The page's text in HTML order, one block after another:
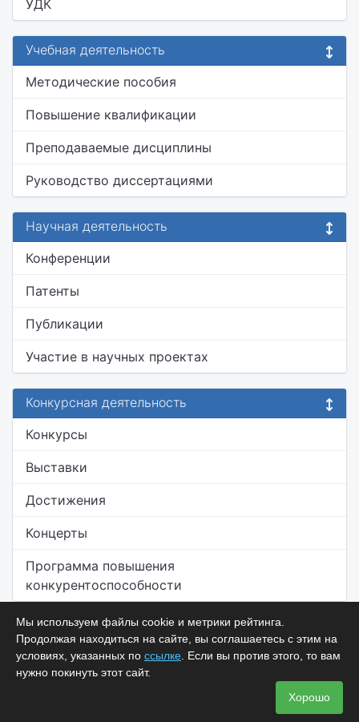
УДК
Учебная деятельность
Методические пособия
Повышение квалификации
Преподаваемые дисциплины
Руководство диссертациями
Научная деятельность
Конференции
Патенты
Публикации
Участие в научных проектах
Конкурсная деятельность
Конкурсы
Выставки
Достижения
Концерты
Программа повышения
конкурентоспособности
Мы используем файлы cookie и метрики рейтинга.
Продолжая находиться на сайте, вы соглашаетесь с этим на
условиях, указанных по ссылке . Если вы против этого, то вам
нужно покинуть этот сайт.
Хорошо